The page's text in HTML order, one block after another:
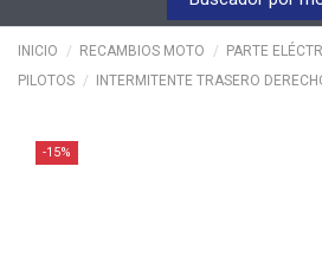
INICIO RECAMBIOS MOTO PARTE
PILOTOS
INTERMITENTE TRASERO
-15%